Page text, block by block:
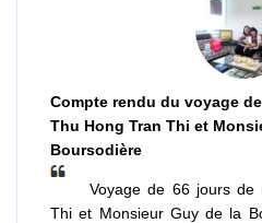
Compte rendu du voyage
Thu Hong Tran Thi et
Boursodière
Voyage de 66 jours de
Thi et Monsieur Guy de la